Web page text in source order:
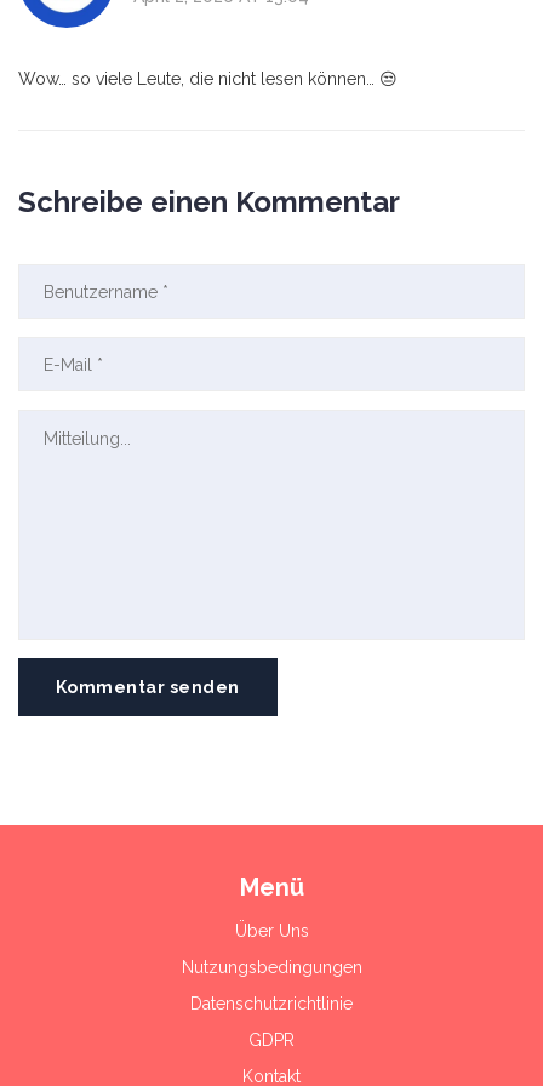
Wow… so viele Leute, die nicht lesen können… 😒
Schreibe einen Kommentar
Kommentar senden
Menü
Über Uns
Nutzungsbedingungen
Datenschutzrichtlinie
GDPR
Kontakt